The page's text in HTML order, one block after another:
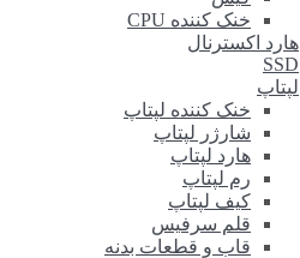
خنک کننده CPU
هارد اکسترنال
SSD
لپتاپ
خنک کننده لپتاپ
شارژر لپتاپ
هارد لپتاپ
رم لپتاپ
کیف لپتاپ
قلم سرفیس
قاب و قطعات بدنه